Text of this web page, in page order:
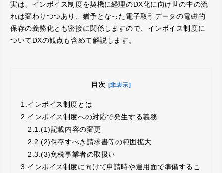
実は、インボイス制度を契機に経理のDX化に向け世の中の流
れは変わりつつあり、猶予となった電子取引データの電磁的
保存の義務化とも密接に関係しますので、インボイス制度に
ついてDXの観点も含めて解説します。
目次 [非表示]
1. インボイス制度とは
2. インボイス制度への対応で発生する義務
2.1.(1)記載内容の変更
2.2.(2)保存すべき請求書等の範囲拡大
2.3.(3)免税事業者の取扱い
3. インボイス制度に向けて申請時や運用面で準備するこ